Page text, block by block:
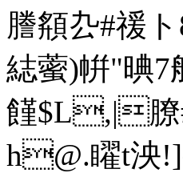
謄頯厹#禐
綕藌)帲"晪7
饉$L,|膫#
h@.矅t泱